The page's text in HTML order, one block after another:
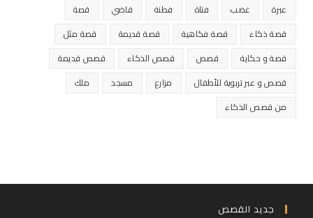
عبرة
غضب فتاة فطنة قاضي
قصة
قصة ذكاء
قصة فكاهية قصة قديمة
قصة مثل
قصة و حكاية
قصص قصص الذكاء
قصص قديمة
قصص و عبر تربوية للأطفال
مزارع مسجد
ملك
من قصص الذكاء
جديد القصص